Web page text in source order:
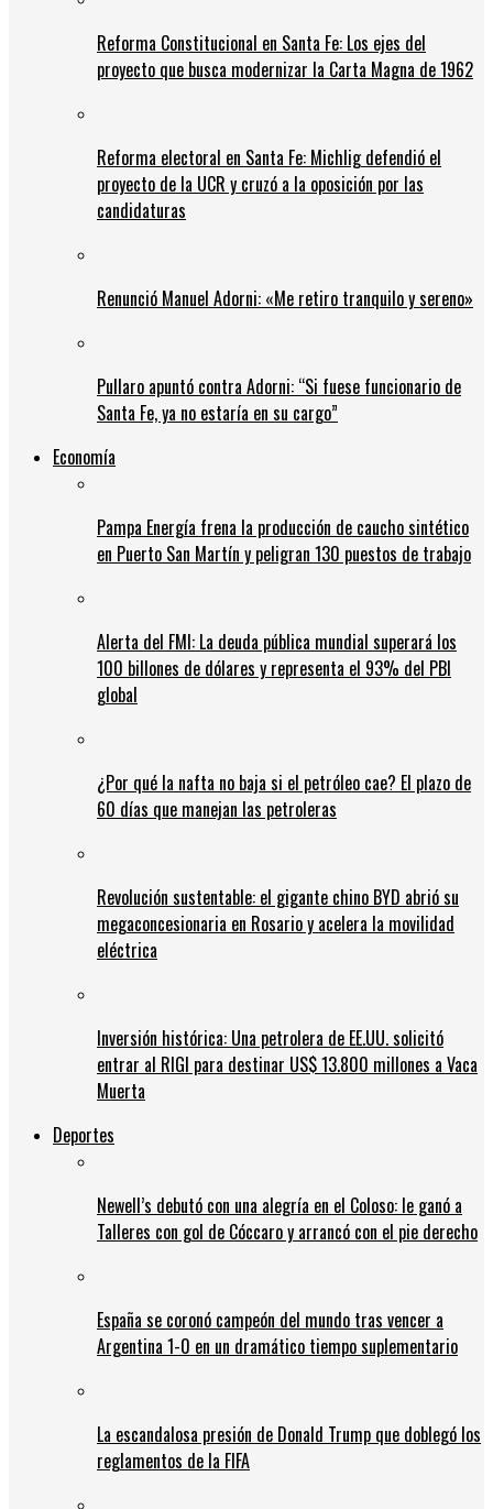
Reforma Constitucional en Santa Fe: Los ejes del
proyecto que busca modernizar la Carta Magna de 1962
Reforma electoral en Santa Fe: Michlig defendió el
proyecto de la UCR y cruzó a la oposición por las
candidaturas
Renunció Manuel Adorni: «Me retiro tranquilo y sereno»
Pullaro apuntó contra Adorni: “Si fuese funcionario de
Santa Fe, ya no estaría en su cargo”
Economía
Pampa Energía frena la producción de caucho sintético
en Puerto San Martín y peligran 130 puestos de trabajo
Alerta del FMI: La deuda pública mundial superará los
100 billones de dólares y representa el 93% del PBI
global
¿Por qué la nafta no baja si el petróleo cae? El plazo de
60 días que manejan las petroleras
Revolución sustentable: el gigante chino BYD abrió su
megaconcesionaria en Rosario y acelera la movilidad
eléctrica
Inversión histórica: Una petrolera de EE.UU. solicitó
entrar al RIGI para destinar US$ 13.800 millones a Vaca
Muerta
Deportes
Newell’s debutó con una alegría en el Coloso: le ganó a
Talleres con gol de Cóccaro y arrancó con el pie derecho
España se coronó campeón del mundo tras vencer a
Argentina 1-0 en un dramático tiempo suplementario
La escandalosa presión de Donald Trump que doblegó los
reglamentos de la FIFA